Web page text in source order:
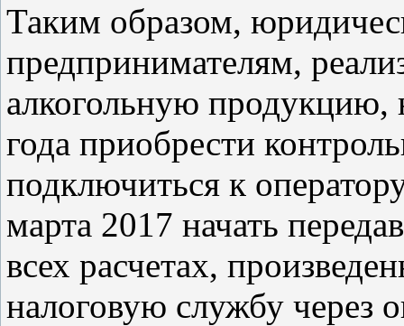
Таким образом,
предпринимателям,
алкогольную продукцию,
года приобрести
подключиться к
марта 2017 начать
всех расчетах,
налоговую службу через